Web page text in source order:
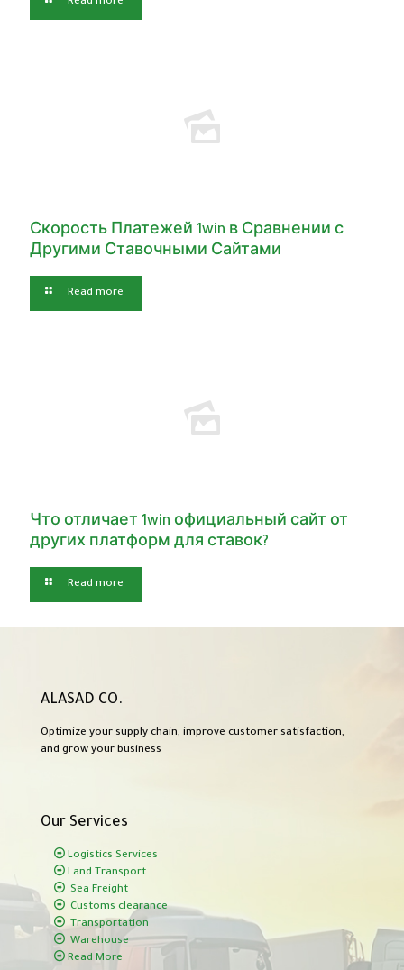
Скорость Платежей 1win в Сравнении с
Другими Ставочными Сайтами
Read more
Что отличает 1win официальный сайт от
других платформ для ставок?
Read more
ALASAD CO.
Optimize your supply chain, improve customer satisfaction,
and grow your business
Our Services
Logistics Services
Land Transport
Sea Freight
Customs clearance
Transportation
Warehouse
Read More